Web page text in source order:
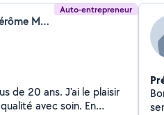
Auto-entrepreneur
Jérôme Maillot (Jérôme Maillot EI)
de 20 ans. J'ai le plaisir
avec soin. En